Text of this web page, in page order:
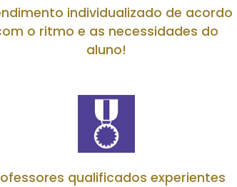
individualizado de acordo
o ritmo e as necessidades do
aluno!
qualificados experientes